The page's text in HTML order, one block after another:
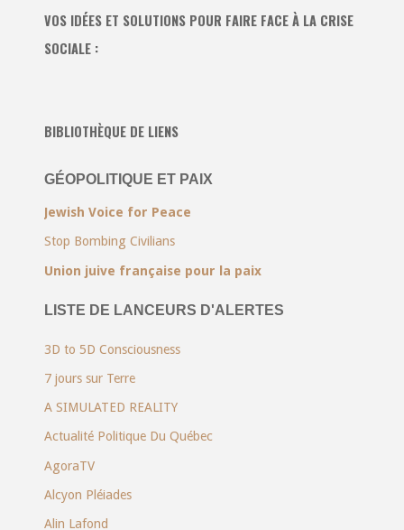
VOS IDÉES ET SOLUTIONS POUR FAIRE FACE À LA CRISE
SOCIALE :
BIBLIOTHÈQUE DE LIENS
GÉOPOLITIQUE ET PAIX
Jewish Voice for Peace
Stop Bombing Civilians
Union juive française pour la paix
LISTE DE LANCEURS D'ALERTES
3D to 5D Consciousness
7 jours sur Terre
A SIMULATED REALITY
Actualité Politique Du Québec
AgoraTV
Alcyon Pléiades
Alin Lafond